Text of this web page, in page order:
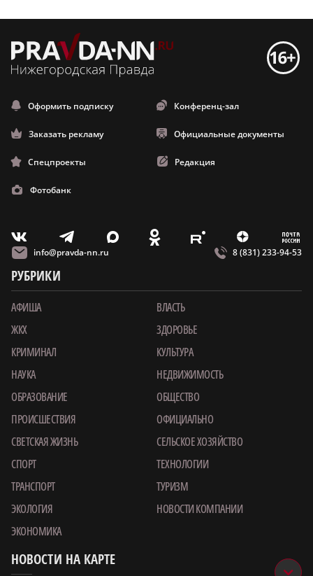
Оформить подписку Конференц-зал
Заказать рекламу Официальные документы
Спецпроекты Редакция
Фотобанк
V T X O E Z m
info@pravda-nn.ru 8 (831) 233-94-53
РУБРИКИ
АФИША
ВЛАСТЬ
ЖКХ
ЗДОРОВЬЕ
КРИМИНАЛ
КУЛЬТУРА
НАУКА
НЕДВИЖИМОСТЬ
ОБРАЗОВАНИЕ
ОБЩЕСТВО
ПРОИСШЕСТВИЯ
ОФИЦИАЛЬНО
СВЕТСКАЯ ЖИЗНЬ
СЕЛЬСКОЕ ХОЗЯЙСТВО
СПОРТ
ТЕХНОЛОГИИ
ТРАНСПОРТ
ТУРИЗМ
ЭКОЛОГИЯ
НОВОСТИ КОМПАНИИ
ЭКОНОМИКА
НОВОСТИ НА КАРТЕ